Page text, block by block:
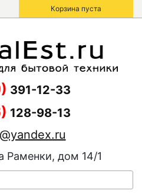
Корзина пуста
391-12-33
128-98-13
Раменки, дом 14/1